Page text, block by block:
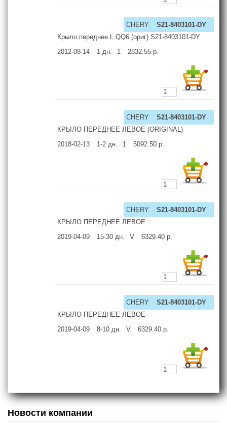
CHERY
S21-8403101-DY
Крыло переднее L QQ6 (ориг) S21-8403101-DY
2012-08-14
1 дн. 1 2832.55 р.
CHERY
S21-8403101-DY
КРЫЛО ПЕРЕДНЕЕ ЛЕВОЕ (ORIGINAL)
2018-02-13
1-2 дн. 1 5092.50 р.
CHERY
S21-8403101-DY
КРЫЛО ПЕРЕДНЕЕ ЛЕВОЕ
2019-04-09
15-30 дн. V 6329.40 р.
CHERY
S21-8403101-DY
КРЫЛО ПЕРЕДНЕЕ ЛЕВОЕ
2019-04-09
8-10 дн. V 6329.40 р.
Новости компании